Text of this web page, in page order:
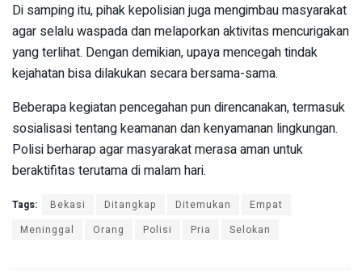
Di samping itu, pihak kepolisian juga mengimbau masyarakat
agar selalu waspada dan melaporkan aktivitas mencurigakan
yang terlihat. Dengan demikian, upaya mencegah tindak
kejahatan bisa dilakukan secara bersama-sama.
Beberapa kegiatan pencegahan pun direncanakan, termasuk
sosialisasi tentang keamanan dan kenyamanan lingkungan.
Polisi berharap agar masyarakat merasa aman untuk
beraktifitas terutama di malam hari.
Tags: Bekasi Ditangkap Ditemukan
Empat
Meninggal
Orang Polisi Pria Selokan